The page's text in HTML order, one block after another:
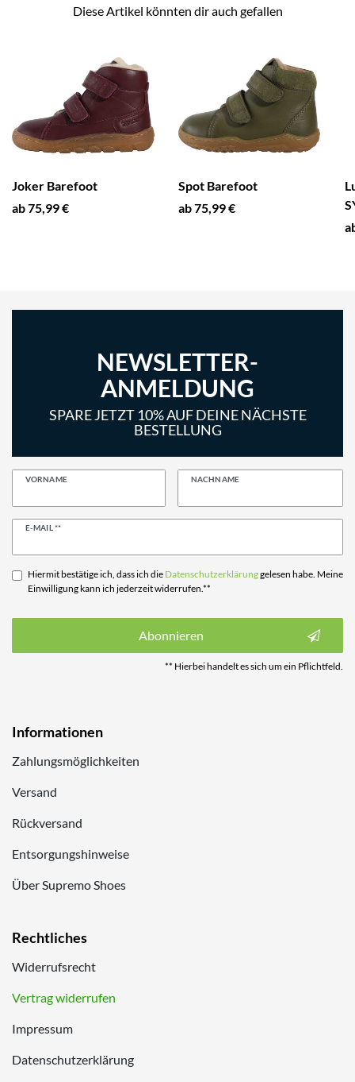
Diese Artikel könnten dir auch gefallen
Joker Barefoot
ab 75,99 €
Spot Barefoot
ab 75,99 €
NEWSLETTER-
ANMELDUNG
SPARE JETZT 10% AUF DEINE NÄCHSTE
BESTELLUNG
VORNAME NACHNAME
E-MAIL **
Newsletter
Hiermit bestätige ich, dass ich die Daten­schutz­erklärunggelesen habe. Meine
Einwilligung kann ich jederzeit widerrufen.**
Abonnieren
** Hierbei handelt es sich um ein Pflichtfeld.
Informationen
Zahlungsmöglichkeiten
Versand
Rückversand
Entsorgungshinweise
Über Supremo Shoes
Rechtliches
Widerrufsrecht
Vertrag widerrufen
Impressum
Datenschutzerklärung